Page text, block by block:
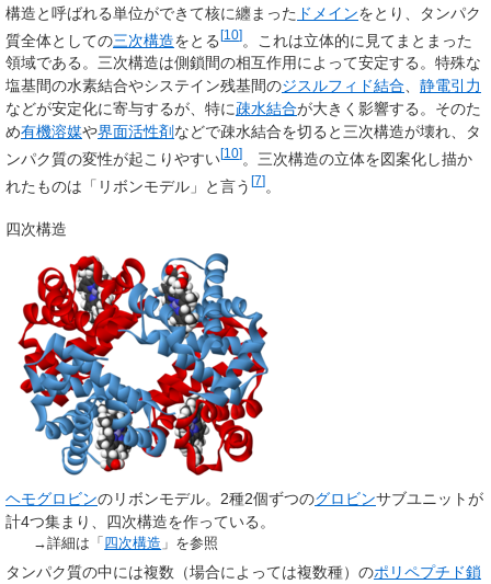
構造と呼ばれる単位ができて核に纏まった ドメインをとり、タンパク
質全体としての三次構造をとる[10]。これは立体的に見てまとまった
領域である。三次構造は側鎖間の相互作用によって安定する。特殊な
塩基間の水素結合やシステイン残基間のジスルフィド結合、 静電引力
などが安定化に寄与するが、特に疎水結合が大きく影響する。そのた
め有機溶媒や界面活性剤 などで疎水結合を切ると三次構造が壊れ、タ
ンパク質の変性が起こりやすい[10] 。三次構造の立体を図案化し描か
れたものは「リボンモデル」と言う [7]。
四次構造
ヘモグロビンのリボンモデル。2種2個ずつのグロビンサブユニットが
計4つ集まり、四次構造を作っている。
→詳細は「 四次構造 」を参照
タンパク質の中には複数（場合によっては複数種）のポリペプチド鎖